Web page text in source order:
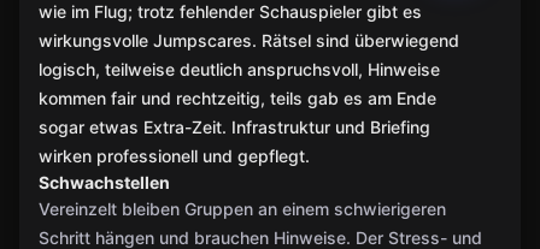
wie im Flug; trotz fehlender Schauspieler gibt es
wirkungsvolle Jumpscares. Rätsel sind überwiegend
logisch, teilweise deutlich anspruchsvoll, Hinweise
kommen fair und rechtzeitig, teils gab es am Ende
sogar etwas Extra-Zeit. Infrastruktur und Briefing
wirken professionell und gepflegt.
Schwachstellen
Vereinzelt bleiben Gruppen an einem schwierigeren
Schritt hängen und brauchen Hinweise. Der Stress- und